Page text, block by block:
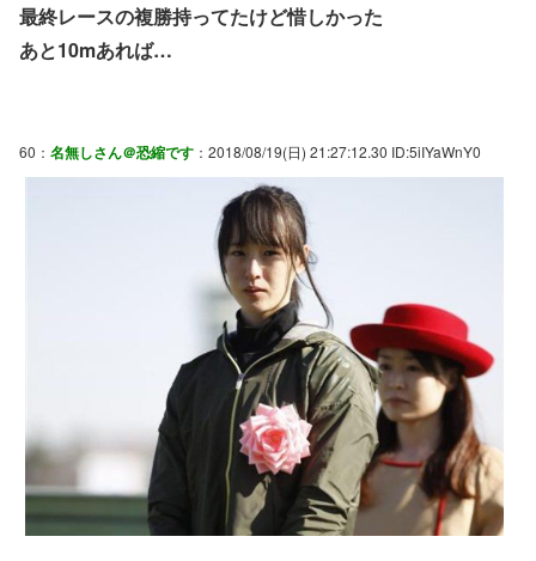
最終レースの複勝持ってたけど惜しかった
あと10mあれば…
60： 名無しさん＠恐縮です ：2018/08/19(日) 21:27:12.30 ID:5iIYaWnY0